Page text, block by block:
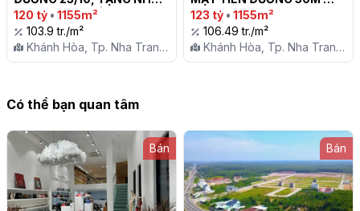
HÀNG TRÊN ĐẤT. VỊ TRÍ
CỰC ĐẸP, PHƯỜNG
PHƯƠNG SÀI, NGAY TTTP
NHA TRANG. ĐƯỜNG
120 tỷ • 1155m²
103.9 tr./m²
Khánh Hòa, Tp. Nha Trang,
P. Phương Sài
NGAY TRUNG TÂM TP.NHA
TRANG - TẶNG NHÀ HÀNG
3 TẦNG THIẾT KẾ ĐẸP
123 tỷ • 1155m²
106.49 tr./m²
Khánh Hòa, Tp. Nha Trang,
P. Phương Sài
Có thể bạn quan tâm
Bán Bán